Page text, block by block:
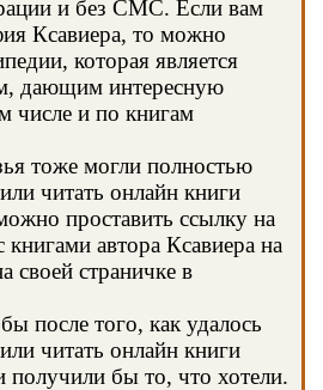
и без СМС. Если вам
Ксавиера, то можно
которая является
дающим интересную
числе и по книгам
тоже могли полностью
читать онлайн книги
проставить ссылку на
автора Ксавиера на
своей страничке в
после того, как удалось
читать онлайн книги
получили бы то, что хотели.